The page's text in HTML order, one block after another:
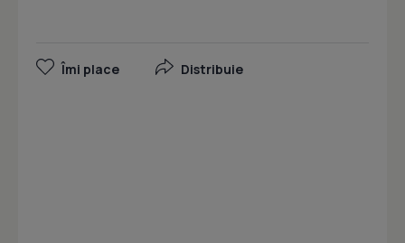
Îmi place Distribuie